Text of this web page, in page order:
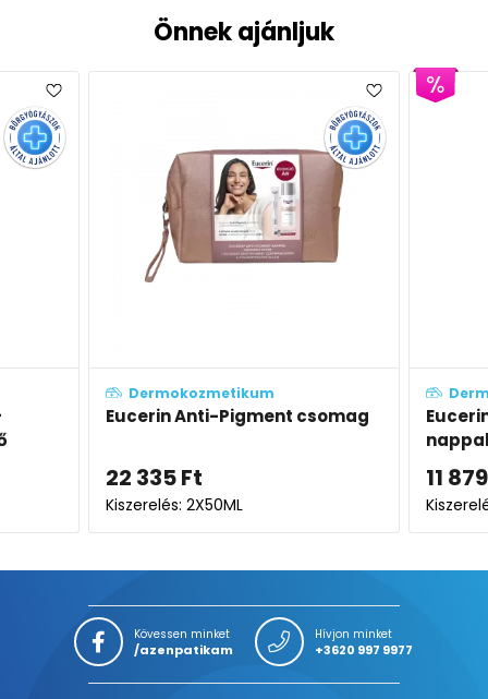
Önnek ajánljuk
Dermokozmetikum
Eucerin Anti-Pigment színezett
SPF30
11 879Ft
Kiszerelés: 50ML
11 879
Kövessen minket
/azenpatikam
Hívjon minket
+3620 997 9977